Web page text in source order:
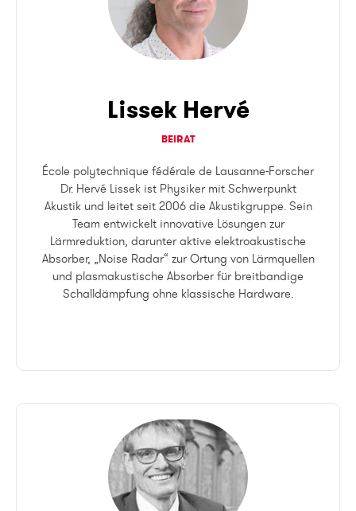
Lissek Hervé
BEIRAT
École polytechnique fédérale de Lausanne-Forscher
Dr. Hervé Lissek ist Physiker mit Schwerpunkt
Akustik und leitet seit 2006 die Akustikgruppe. Sein
Team entwickelt innovative Lösungen zur
Lärmreduktion, darunter aktive elektroakustische
Absorber, „Noise Radar“ zur Ortung von Lärmquellen
und plasmakustische Absorber für breitbandige
Schalldämpfung ohne klassische Hardware.